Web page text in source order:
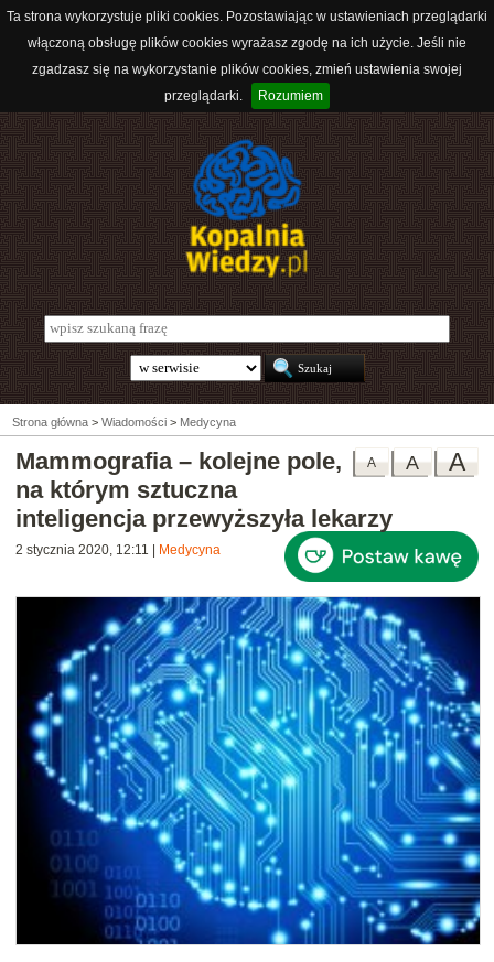
Ta strona wykorzystuje pliki cookies. Pozostawiając w ustawieniach przeglądarki
włączoną obsługę plików cookies wyrażasz zgodę na ich użycie. Jeśli nie
zgadzasz się na wykorzystanie plików cookies, zmień ustawienia swojej
przeglądarki.
Rozumiem
Strona główna > Wiadomości > Medycyna
A
A
A
Mammografia – kolejne pole,
na którym sztuczna
inteligencja przewyższyła lekarzy
2 stycznia 2020, 12:11 Medycyna